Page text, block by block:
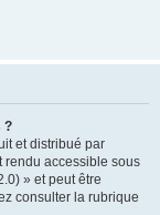
?
et distribué par
rendu accessible sous
» et peut être
consulter la rubrique